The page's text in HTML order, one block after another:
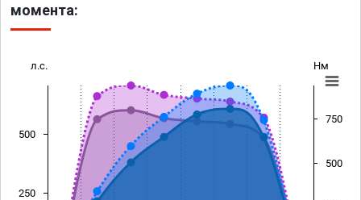
момента:
л.с. Нм
250
500
500
750